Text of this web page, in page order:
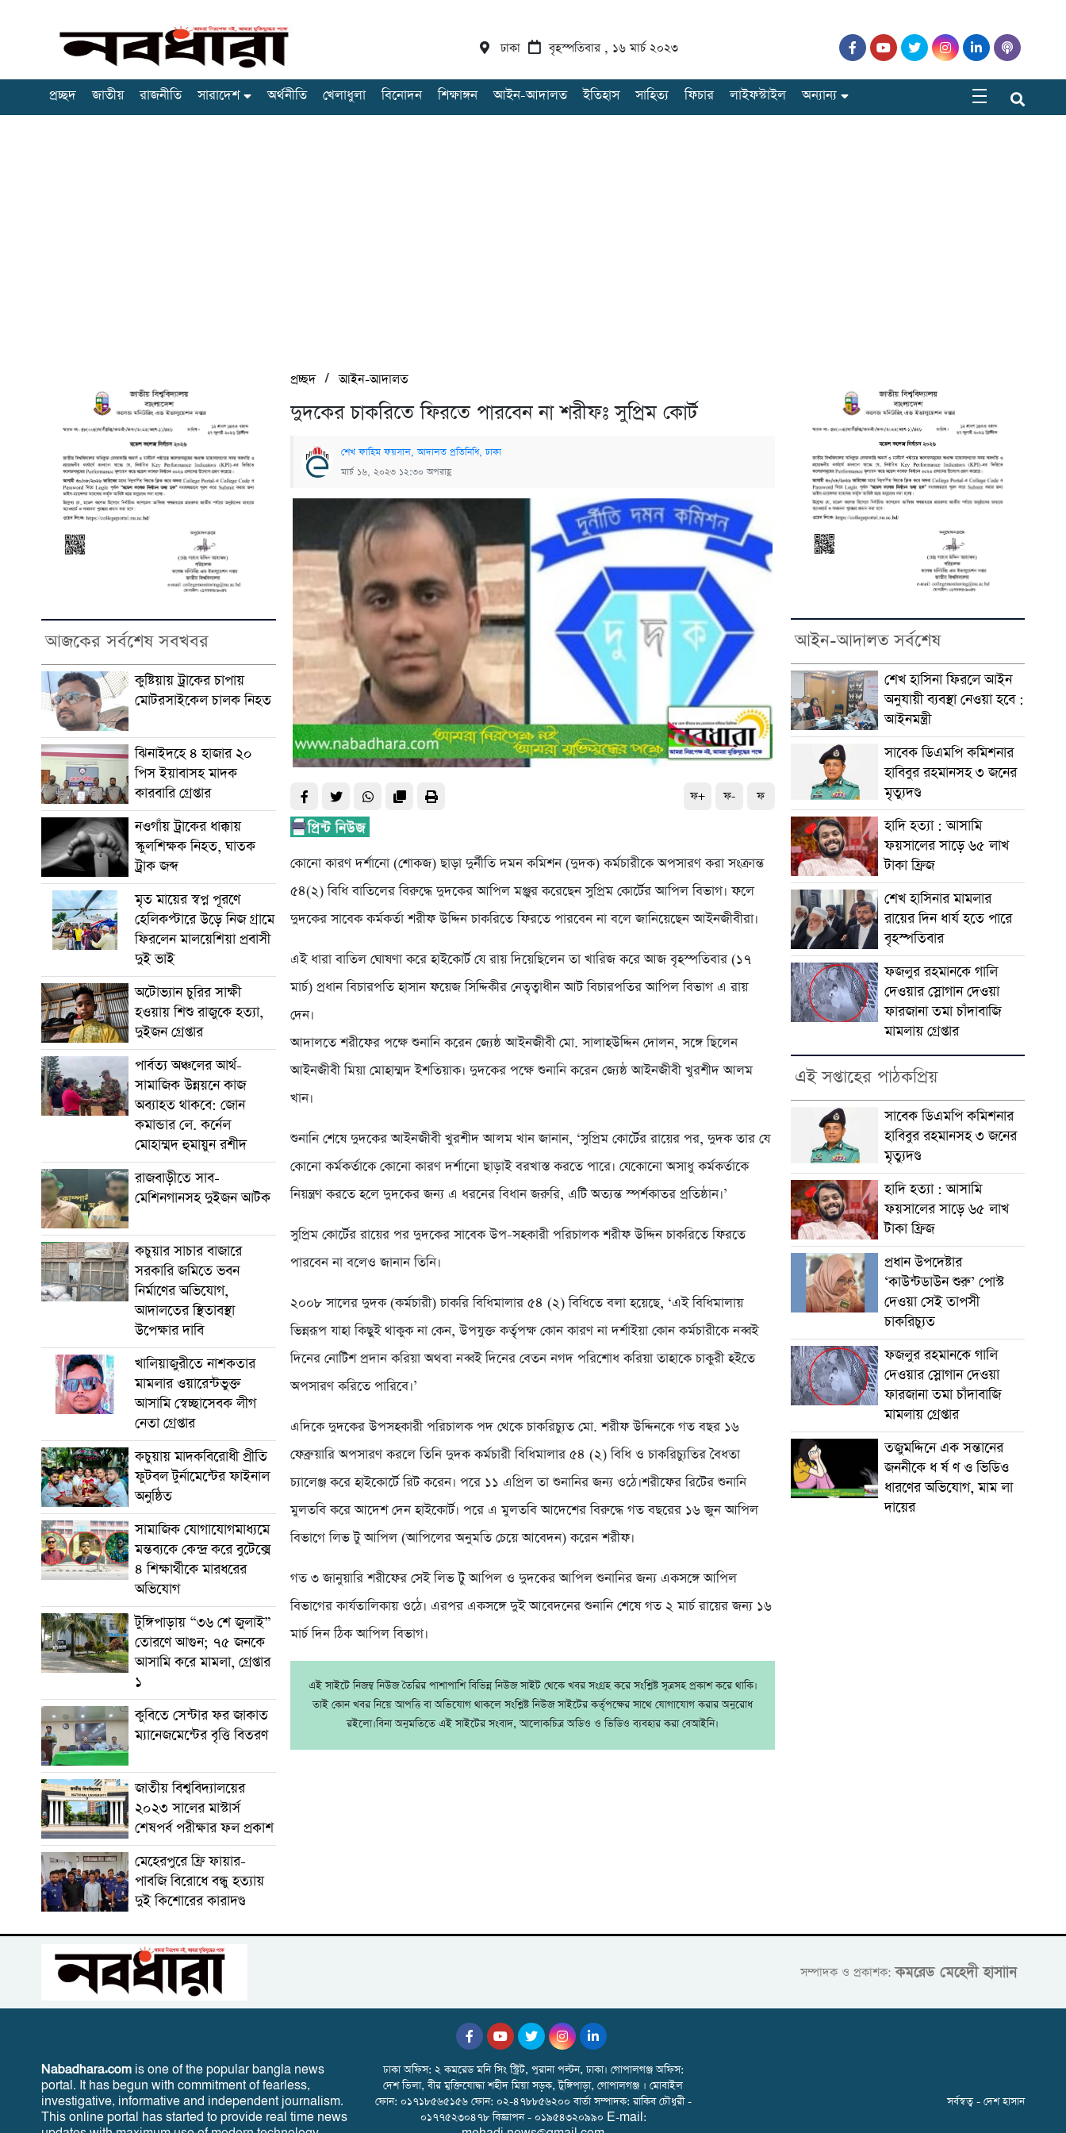
ঢাকা বৃহস্পতিবার , ১৬ মার্চ ২০২৩
প্রচ্ছদ জাতীয় রাজনীতি সারাদেশ অর্থনীতি খেলাধুলা বিনোদন শিক্ষাঙ্গন আইন-আদালত ইতিহাস সাহিত্য ফিচার লাইফস্টাইল অন্যান্য
আজকের সর্বশেষ সবখবর
কুষ্টিয়ায় ট্রাকের চাপায়
মোটরসাইকেল চালক নিহত
ঝিনাইদহে ৪ হাজার ২০
পিস ইয়াবাসহ মাদক
কারবারি গ্রেপ্তার
নওগাঁয় ট্রাকের ধাক্কায়
স্কুলশিক্ষক নিহত, ঘাতক
ট্রাক জব্দ
মৃত মায়ের স্বপ্ন পূরণে
হেলিকপ্টারে উড়ে নিজ গ্রামে
ফিরলেন মালয়েশিয়া প্রবাসী
দুই ভাই
অটোভ্যান চুরির সাক্ষী
হওয়ায় শিশু রাজুকে হত্যা,
দুইজন গ্রেপ্তার
পার্বত্য অঞ্চলের আর্থ-
সামাজিক উন্নয়নে কাজ
অব্যাহত থাকবে: জোন
কমান্ডার লে. কর্নেল
মোহাম্মদ হুমায়ুন রশীদ
রাজবাড়ীতে সাব-
মেশিনগানসহ দুইজন আটক
কচুয়ার সাচার বাজারে
সরকারি জমিতে ভবন
নির্মাণের অভিযোগ,
আদালতের স্থিতাবস্থা
উপেক্ষার দাবি
খালিয়াজুরীতে নাশকতার
মামলার ওয়ারেন্টভুক্ত
আসামি স্বেচ্ছাসেবক লীগ
নেতা গ্রেপ্তার
কচুয়ায় মাদকবিরোধী প্রীতি
ফুটবল টুর্নামেন্টের ফাইনাল
অনুষ্ঠিত
সামাজিক যোগাযোগমাধ্যমে
মন্তব্যকে কেন্দ্র করে বুটেক্সে
৪ শিক্ষার্থীকে মারধরের
অভিযোগ
টুঙ্গিপাড়ায় “৩৬ শে জুলাই”
তোরণে আগুন; ৭৫ জনকে
আসামি করে মামলা, গ্রেপ্তার
১
কুবিতে সেন্টার ফর জাকাত
ম্যানেজমেন্টের বৃত্তি বিতরণ
জাতীয় বিশ্ববিদ্যালয়ের
২০২৩ সালের মাস্টার্স
শেষপর্ব পরীক্ষার ফল প্রকাশ
মেহেরপুরে ফ্রি ফায়ার-
পাবজি বিরোধে বন্ধু হত্যায়
দুই কিশোরের কারাদণ্ড
প্রচ্ছদ/আইন-আদালত
দুদকের চাকরিতে ফিরতে পারবেন না শরীফঃ সুপ্রিম কোর্ট
শেখ ফাহিম ফয়সাল, আদালত প্রতিনিধি, ঢাকা
মার্চ ১৬, ২০২৩ ১২:৩০ অপরাহ্ণ
ফ+ ফ- ফ
কোনো কারণ দর্শানো (শোকজ) ছাড়া দুর্নীতি দমন কমিশন (দুদক) কর্মচারীকে অপসারণ করা সংক্রান্ত
৫৪(২) বিধি বাতিলের বিরুদ্ধে দুদকের আপিল মঞ্জুর করেছেন সুপ্রিম কোর্টের আপিল বিভাগ। ফলে
দুদকের সাবেক কর্মকর্তা শরীফ উদ্দিন চাকরিতে ফিরতে পারবেন না বলে জানিয়েছেন আইনজীবীরা।
এই ধারা বাতিল ঘোষণা করে হাইকোর্ট যে রায় দিয়েছিলেন তা খারিজ করে আজ বৃহস্পতিবার (১৭
মার্চ) প্রধান বিচারপতি হাসান ফয়েজ সিদ্দিকীর নেতৃত্বাধীন আট বিচারপতির আপিল বিভাগ এ রায়
দেন।
আদালতে শরীফের পক্ষে শুনানি করেন জ্যেষ্ঠ আইনজীবী মো. সালাহউদ্দিন দোলন, সঙ্গে ছিলেন
আইনজীবী মিয়া মোহাম্মদ ইশতিয়াক। দুদকের পক্ষে শুনানি করেন জ্যেষ্ঠ আইনজীবী খুরশীদ আলম
খান।
শুনানি শেষে দুদকের আইনজীবী খুরশীদ আলম খান জানান, ‘সুপ্রিম কোর্টের রায়ের পর, দুদক তার যে
কোনো কর্মকর্তাকে কোনো কারণ দর্শানো ছাড়াই বরখাস্ত করতে পারে। যেকোনো অসাধু কর্মকর্তাকে
নিয়ন্ত্রণ করতে হলে দুদকের জন্য এ ধরনের বিধান জরুরি, এটি অত্যন্ত স্পর্শকাতর প্রতিষ্ঠান।’
সুপ্রিম কোর্টের রায়ের পর দুদকের সাবেক উপ-সহকারী পরিচালক শরীফ উদ্দিন চাকরিতে ফিরতে
পারবেন না বলেও জানান তিনি।
২০০৮ সালের দুদক (কর্মচারী) চাকরি বিধিমালার ৫৪ (২) বিধিতে বলা হয়েছে, ‘এই বিধিমালায়
ভিন্নরূপ যাহা কিছুই থাকুক না কেন, উপযুক্ত কর্তৃপক্ষ কোন কারণ না দর্শাইয়া কোন কর্মচারীকে নব্বই
দিনের নোটিশ প্রদান করিয়া অথবা নব্বই দিনের বেতন নগদ পরিশোধ করিয়া তাহাকে চাকুরী হইতে
অপসারণ করিতে পারিবে।’
এদিকে দুদকের উপসহকারী পরিচালক পদ থেকে চাকরিচ্যুত মো. শরীফ উদ্দিনকে গত বছর ১৬
ফেব্রুয়ারি অপসারণ করলে তিনি দুদক কর্মচারী বিধিমালার ৫৪ (২) বিধি ও চাকরিচ্যুতির বৈধতা
চ্যালেঞ্জ করে হাইকোর্টে রিট করেন। পরে ১১ এপ্রিল তা শুনানির জন্য ওঠে।শরীফের রিটের শুনানি
মুলতবি করে আদেশ দেন হাইকোর্ট। পরে এ মুলতবি আদেশের বিরুদ্ধে গত বছরের ১৬ জুন আপিল
বিভাগে লিভ টু আপিল (আপিলের অনুমতি চেয়ে আবেদন) করেন শরীফ।
গত ৩ জানুয়ারি শরীফের সেই লিভ টু আপিল ও দুদকের আপিল শুনানির জন্য একসঙ্গে আপিল
বিভাগের কার্যতালিকায় ওঠে। এরপর একসঙ্গে দুই আবেদনের শুনানি শেষে গত ২ মার্চ রায়ের জন্য ১৬
মার্চ দিন ঠিক আপিল বিভাগ।
এই সাইটে নিজম্ব নিউজ তৈরির পাশাপাশি বিভিন্ন নিউজ সাইট থেকে খবর সংগ্রহ করে সংশ্লিষ্ট সূত্রসহ প্রকাশ করে থাকি।
তাই কোন খবর নিয়ে আপত্তি বা অভিযোগ থাকলে সংশ্লিষ্ট নিউজ সাইটের কর্তৃপক্ষের সাথে যোগাযোগ করার অনুরোধ
রইলো।বিনা অনুমতিতে এই সাইটের সংবাদ, আলোকচিত্র অডিও ও ভিডিও ব্যবহার করা বেআইনি।
আইন-আদালত সর্বশেষ
শেখ হাসিনা ফিরলে আইন
অনুযায়ী ব্যবস্থা নেওয়া হবে :
আইনমন্ত্রী
সাবেক ডিএমপি কমিশনার
হাবিবুর রহমানসহ ৩ জনের
মৃত্যুদণ্ড
হাদি হত্যা : আসামি
ফয়সালের সাড়ে ৬৫ লাখ
টাকা ফ্রিজ
শেখ হাসিনার মামলার
রায়ের দিন ধার্য হতে পারে
বৃহস্পতিবার
ফজলুর রহমানকে গালি
দেওয়ার স্লোগান দেওয়া
ফারজানা তমা চাঁদাবাজি
মামলায় গ্রেপ্তার
এই সপ্তাহের পাঠকপ্রিয়
সাবেক ডিএমপি কমিশনার
হাবিবুর রহমানসহ ৩ জনের
মৃত্যুদণ্ড
হাদি হত্যা : আসামি
ফয়সালের সাড়ে ৬৫ লাখ
টাকা ফ্রিজ
প্রধান উপদেষ্টার
‘কাউন্টডাউন শুরু’ পোস্ট
দেওয়া সেই তাপসী
চাকরিচ্যুত
ফজলুর রহমানকে গালি
দেওয়ার স্লোগান দেওয়া
ফারজানা তমা চাঁদাবাজি
মামলায় গ্রেপ্তার
তজুমদ্দিনে এক সন্তানের
জননীকে ধ র্ষ ণ ও ভিডিও
ধারণের অভিযোগ, মাম লা
দায়ের
সম্পাদক ও প্রকাশক:কমরেড মেহেদী হাসাান
Nabadhara.com is one of the popular bangla news
portal. It has begun with commitment of fearless,
investigative, informative and independent journalism.
This online portal has started to provide real time news
ঢাকা অফিস: ২ কমরেড মনি সিং স্ট্রিট, পুরানা পল্টন, ঢাকা। গোপালগঞ্জ অফিস:
দেশ ভিলা, বীর মুক্তিযোদ্ধা শহীদ মিয়া সড়ক, টুঙ্গিপাড়া, গোপালগঞ্জ । মোবাইল
ফোন: ০১৭১৮৫৬৫১৫৬ ফোন: ০২-৪৭৮৮৫৬২০০ বার্তা সম্পাদক: রাকিব চৌধুরী -
০১৭৭৫২৩০৪৭৮ বিজ্ঞাপন - ০১৯৫৪৩২০৯৯০ E-mail:
সর্বস্বত্ব - দেশ হাসান